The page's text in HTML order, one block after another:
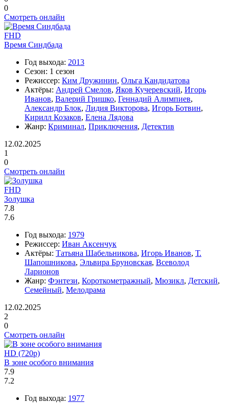
0
Смотреть онлайн
FHD
Время Синдбада
Год выхода: 2013
Сезон: 1 сезон
Режиссер: Ким Дружинин, Ольга Кандидатова
Актёры: Андрей Смелов, Яков Кучеревский, Игорь
Иванов, Валерий Гришко, Геннадий Алимпиев,
Александр Блок, Лидия Викторова, Игорь Ботвин,
Кирилл Козаков, Елена Лядова
Жанр: Криминал, Приключения, Детектив
12.02.2025
1
0
Смотреть онлайн
FHD
Золушка
7.8
7.6
Год выхода: 1979
Режиссер: Иван Аксенчук
Актёры: Татьяна Шабельникова, Игорь Иванов, Т.
Шапошникова, Эльвира Бруновская, Всеволод
Ларионов
Жанр: Фэнтези, Короткометражный, Мюзикл, Детский,
Семейный, Мелодрама
12.02.2025
2
0
Смотреть онлайн
HD (720p)
В зоне особого внимания
7.9
7.2
Год выхода: 1977